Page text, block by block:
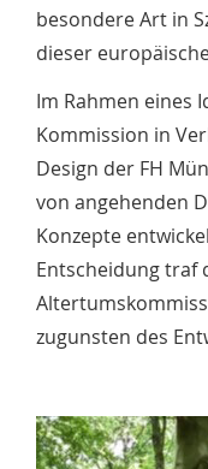
besondere Art in
dieser
Im Rahmen eines
Kommission in
Design der FH
von angehenden
Konzepte
Entscheidung traf
zugunsten des